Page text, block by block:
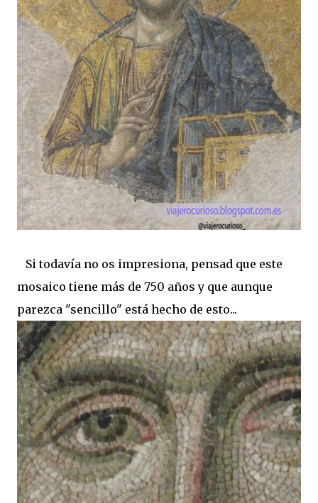
Si todavía no os impresiona, pensad que este
mosaico tiene más de 750 años y que aunque
parezca "sencillo" está hecho de esto...